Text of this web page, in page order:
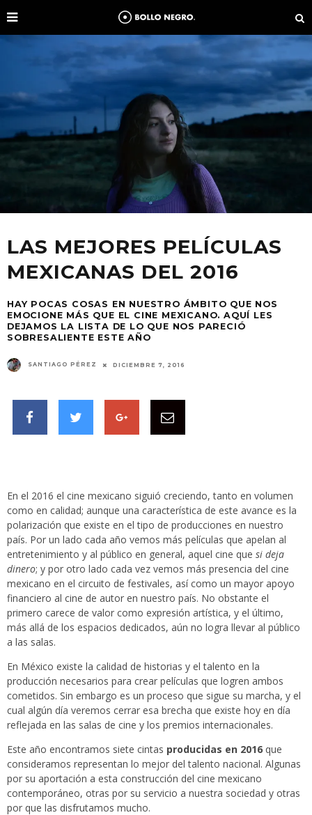
LAS MEJORES PELÍCULAS
MEXICANAS DEL 2016
HAY POCAS COSAS EN NUESTRO ÁMBITO QUE NOS
EMOCIONE MÁS QUE EL CINE MEXICANO. AQUÍ LES
DEJAMOS LA LISTA DE LO QUE NOS PARECIÓ
SOBRESALIENTE ESTE AÑO
SANTIAGO PÉREZ DICIEMBRE 7, 2016
En el 2016 el cine mexicano siguió creciendo, tanto en volumen
como en calidad; aunque una característica de este avance es la
polarización que existe en el tipo de producciones en nuestro
país. Por un lado cada año vemos más películas que apelan al
entretenimiento y al público en general, aquel cine que si deja
dinero; y por otro lado cada vez vemos más presencia del cine
mexicano en el circuito de festivales, así como un mayor apoyo
financiero al cine de autor en nuestro país. No obstante el
primero carece de valor como expresión artística, y el último,
más allá de los espacios dedicados, aún no logra llevar al público
a las salas.
En México existe la calidad de historias y el talento en la
producción necesarios para crear películas que logren ambos
cometidos. Sin embargo es un proceso que sigue su marcha, y el
cual algún día veremos cerrar esa brecha que existe hoy en día
reflejada en las salas de cine y los premios internacionales.
Este año encontramos siete cintas producidas en 2016 que
consideramos representan lo mejor del talento nacional. Algunas
por su aportación a esta construcción del cine mexicano
contemporáneo, otras por su servicio a nuestra sociedad y otras
por que las disfrutamos mucho.